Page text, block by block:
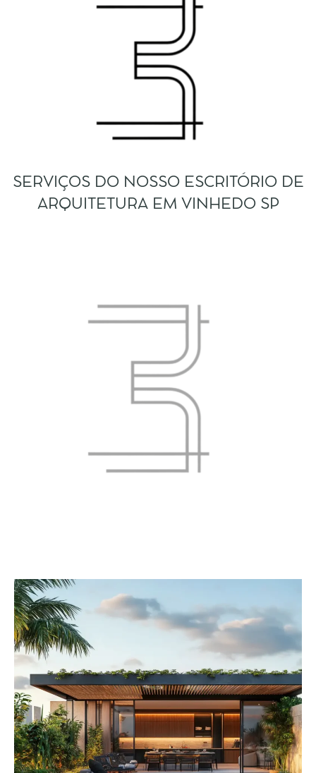
SERVIÇOS DO NOSSO ESCRITÓRIO DE
ARQUITETURA EM VINHEDO SP